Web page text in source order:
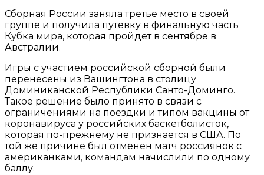
Сборная России заняла третье место в своей
группе и получила путевку в финальную часть
Кубка мира, которая пройдет в сентябре в
Австралии.
Игры с участием российской сборной были
перенесены из Вашингтона в столицу
Доминиканской Республики Санто-Доминго.
Такое решение было принято в связи с
ограничениями на поездки и типом вакцины от
коронавируса у российских баскетболисток,
которая по-прежнему не признается в США. По
той же причине был отменен матч россиянок с
американками, командам начислили по одному
баллу.